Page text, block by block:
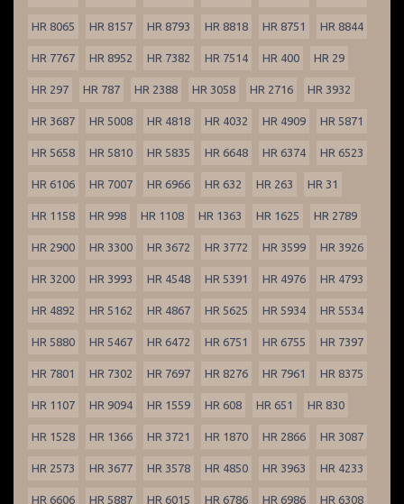
HR 8065 HR 8157 HR 8793 HR 8818 HR 8751 HR 8844
HR 7767 HR 8952 HR 7382 HR 7514 HR 400 HR 29
HR 297 HR 787 HR 2388 HR 3058 HR 2716 HR 3932
HR 3687 HR 5008 HR 4818 HR 4032 HR 4909 HR 5871
HR 5658 HR 5810 HR 5835 HR 6648 HR 6374 HR 6523
HR 6106 HR 7007 HR 6966 HR 632 HR 263 HR 31
HR 1158 HR 998 HR 1108 HR 1363 HR 1625 HR 2789
HR 2900 HR 3300 HR 3672 HR 3772 HR 3599 HR 3926
HR 3200 HR 3993 HR 4548 HR 5391 HR 4976 HR 4793
HR 4892 HR 5162 HR 4867 HR 5625 HR 5934 HR 5534
HR 5880 HR 5467 HR 6472 HR 6751 HR 6755 HR 7397
HR 7801 HR 7302 HR 7697 HR 8276 HR 7961 HR 8375
HR 1107 HR 9094 HR 1559 HR 608 HR 651 HR 830
HR 1528 HR 1366 HR 3721 HR 1870 HR 2866 HR 3087
HR 2573 HR 3677 HR 3578 HR 4850 HR 3963 HR 4233
HR 6606 HR 5887 HR 6015 HR 6786 HR 6986 HR 6308